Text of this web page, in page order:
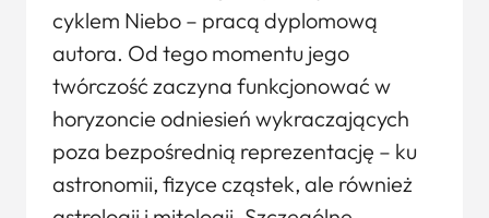
cyklem Niebo – pracą dyplomową
autora. Od tego momentu jego
twórczość zaczyna funkcjonować w
horyzoncie odniesień wykraczających
poza bezpośrednią reprezentację – ku
astronomii, fizyce cząstek, ale również